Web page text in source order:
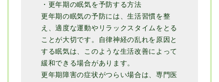
・更年期の眠気を予防する方法
更年期の眠気の予防には、生活習慣を整
え、適度な運動やリラックスタイムをとる
ことが大切です。自律神経の乱れを原因と
する眠気は、このような生活改善によって
緩和できる場合があります。
更年期障害の症状がつらい場合は、専門医